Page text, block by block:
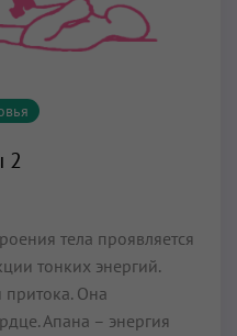
2
тела проявляется
тонких энергий.
притока. Она
Апана – энергия